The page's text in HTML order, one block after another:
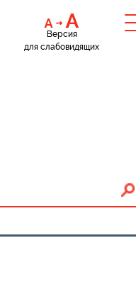
Версия
для слабовидящих